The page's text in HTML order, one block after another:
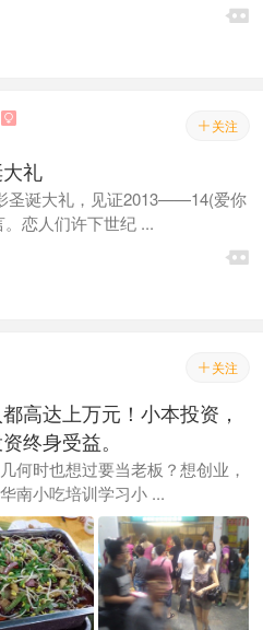

 关注

礼
圣诞大礼，见证2013——14(爱你
恋人们许下世纪 ...

 关注
高达上万元！小本投资，
终身受益。
何时也想过要当老板？想创业，
南小吃培训学习小 ...